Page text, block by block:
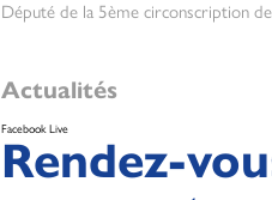
Député de la 5ème circonscription
Actualités
Facebook Live
Rendez-